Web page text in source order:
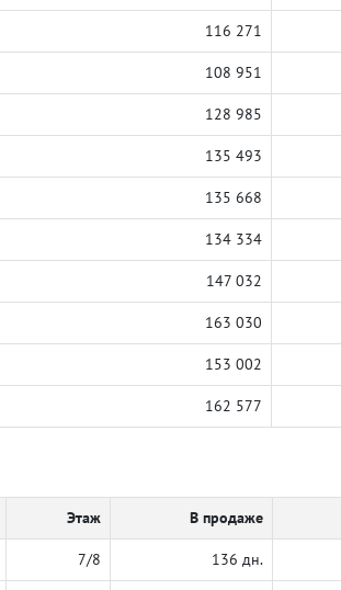
116 271
108 951
128 985
135 493
135 668
134 334
147 032
163 030
153 002
162 577
Этаж В продаже
7/8 136 дн.